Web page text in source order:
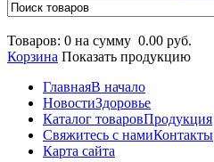
Товаров: 0 на сумму 0.00 руб.
Корзина Показать продукцию
ГлавнаяВ начало
НовостиЗдоровье
Каталог товаровПродукция
Свяжитесь с намиКонтакты
Карта сайта